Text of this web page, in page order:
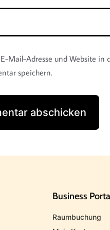
Mail-Adresse und Website in
speichern.
Business
Raumbuchung